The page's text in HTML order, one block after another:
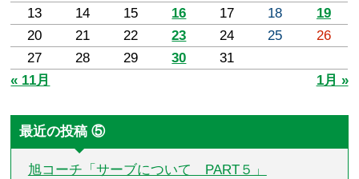
13
14 15 16 17 18
19
20
21 22 23 24 25
26
27
28 29 30
31
« 11月
1月 »
最近の投稿 ⑤
旭コーチ「サーブについて PART５」